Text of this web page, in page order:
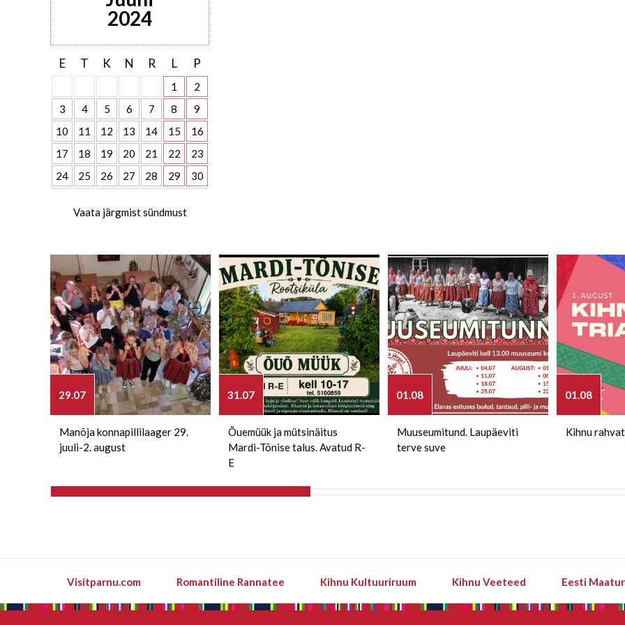
2024
E T K N R L P
1
2
3
4 5 6 7 8
9
10
11 12 13 14 15
16
17
18 19 20 21 22
23
24
25 26 27 28 29 30
Vaata järgmist sündmust
29.07
Manõja konnapillilaager 29.
juuli-2. august
31.07
Õuemüük ja mütsinäitus
Mardi-Tõnise talus. Avatud R-
E
01.08
Muuseumitund. Laupäeviti
terve suve
01.08
Kihnu
Visitparnu.com Romantiline Rannatee Kihnu Kultuuriruum Kihnu Veeteed Eesti